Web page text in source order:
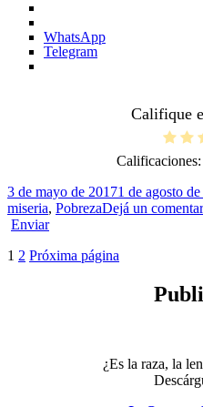
WhatsApp
Telegram
Califique
Calificaciones:
Publicado
el
3 de mayo de 20171 de agosto
miseria, PobrezaDejá un
Enviar
Paginación
Página
1 Página
2 Próxima página
¿Es la raza, la